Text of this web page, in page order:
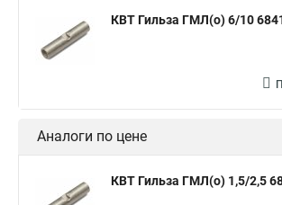
КВТ Гильза ГМЛ(о) 6/10
Аналоги по цене
КВТ Гильза ГМЛ(о) 1,5/2,5